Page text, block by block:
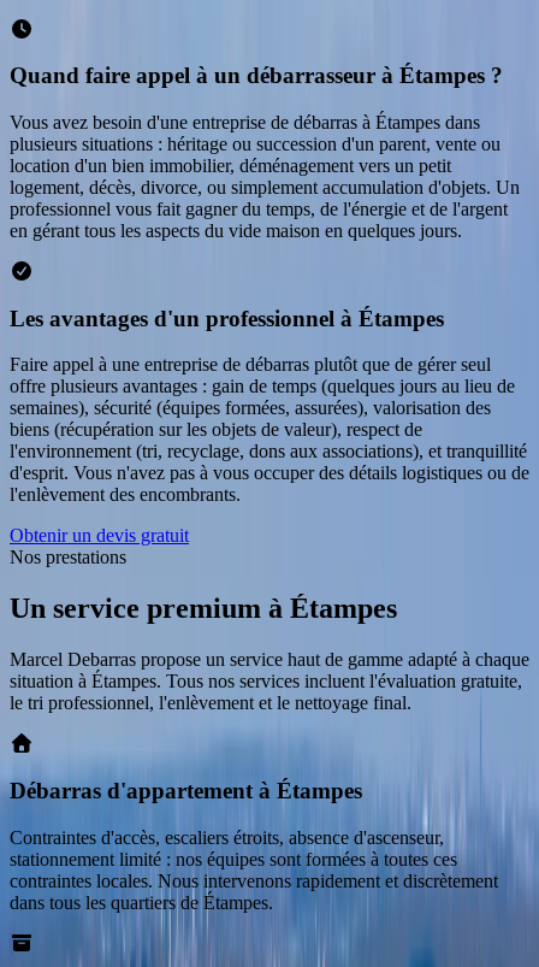
Quand faire appel à un débarrasseur à Étampes ?
Vous avez besoin d'une entreprise de débarras à Étampes dans
plusieurs situations : héritage ou succession d'un parent, vente ou
location d'un bien immobilier, déménagement vers un petit
logement, décès, divorce, ou simplement accumulation d'objets. Un
professionnel vous fait gagner du temps, de l'énergie et de l'argent
en gérant tous les aspects du vide maison en quelques jours.
Les avantages d'un professionnel à Étampes
Faire appel à une entreprise de débarras plutôt que de gérer seul
offre plusieurs avantages : gain de temps (quelques jours au lieu de
semaines), sécurité (équipes formées, assurées), valorisation des
biens (récupération sur les objets de valeur), respect de
l'environnement (tri, recyclage, dons aux associations), et tranquillité
d'esprit. Vous n'avez pas à vous occuper des détails logistiques ou de
l'enlèvement des encombrants.
Obtenir un devis gratuit
Nos prestations
Un service premium à Étampes
Marcel Debarras propose un service haut de gamme adapté à chaque
situation à Étampes. Tous nos services incluent l'évaluation gratuite,
le tri professionnel, l'enlèvement et le nettoyage final.
Débarras d'appartement à Étampes
Contraintes d'accès, escaliers étroits, absence d'ascenseur,
stationnement limité : nos équipes sont formées à toutes ces
contraintes locales. Nous intervenons rapidement et discrètement
dans tous les quartiers de Étampes.